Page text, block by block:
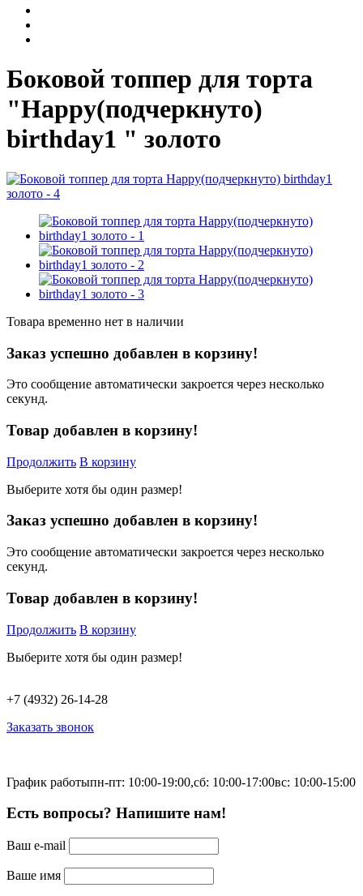
Боковой топпер для торта
"Happy(подчеркнуто)
birthday1 " золото
Товара временно нет в наличии
Заказ успешно добавлен в корзину!
Это сообщение автоматически закроется через несколько
секунд.
Товар добавлен в корзину!
Продолжить В корзину
Выберите хотя бы один размер!
Заказ успешно добавлен в корзину!
Это сообщение автоматически закроется через несколько
секунд.
Товар добавлен в корзину!
Продолжить В корзину
Выберите хотя бы один размер!
+7 (4932) 26-14-28
Заказать звонок
График работыпн-пт: 10:00-19:00,сб: 10:00-17:00вс: 10:00-15:00
Есть вопросы? Напишите нам!
Ваш e-mail
Ваше имя